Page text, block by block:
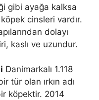
gibi ayağa kalksa
cinsleri vardır.
dolayı
kaslı ve uzundur.
Danimarkalı 1.118
tür olan ırkın adı
köpektir. 2014